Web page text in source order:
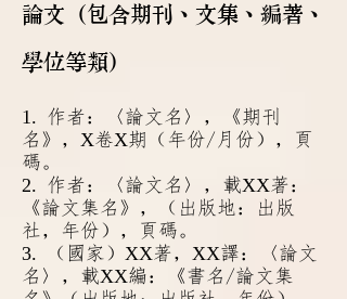
論文（包含期刊、文集、編著、
學位等類）
1. 作者：〈論文名〉，《期刊
名 》， X卷X期（年份/月份），頁
碼。
2. 作者：〈論文名〉，載XX著：
《論文集名》，（出版地：出版
社，年份），頁碼。
3. （國家） XX著， XX譯：〈論文
名〉，載XX編：《書名/論文集